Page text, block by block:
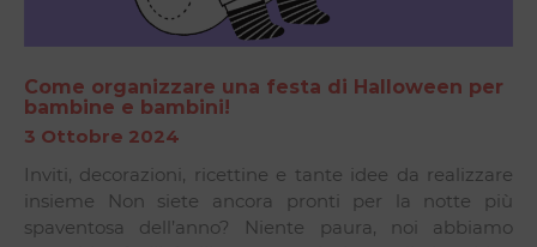
Come organizzare una festa di Halloween per
bambine e bambini!
3 Ottobre 2024
Inviti, decorazioni, ricettine e tante idee da realizzare
insieme Non siete ancora pronti per la notte più
spaventosa dell’anno? Niente paura, noi abbiamo